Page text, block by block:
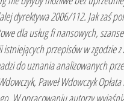
2006/112. Jak zaś
dla usług fi nansowych,
przepisów w zgodzie
do uznania analizowanych
Paweł Wdowczyk